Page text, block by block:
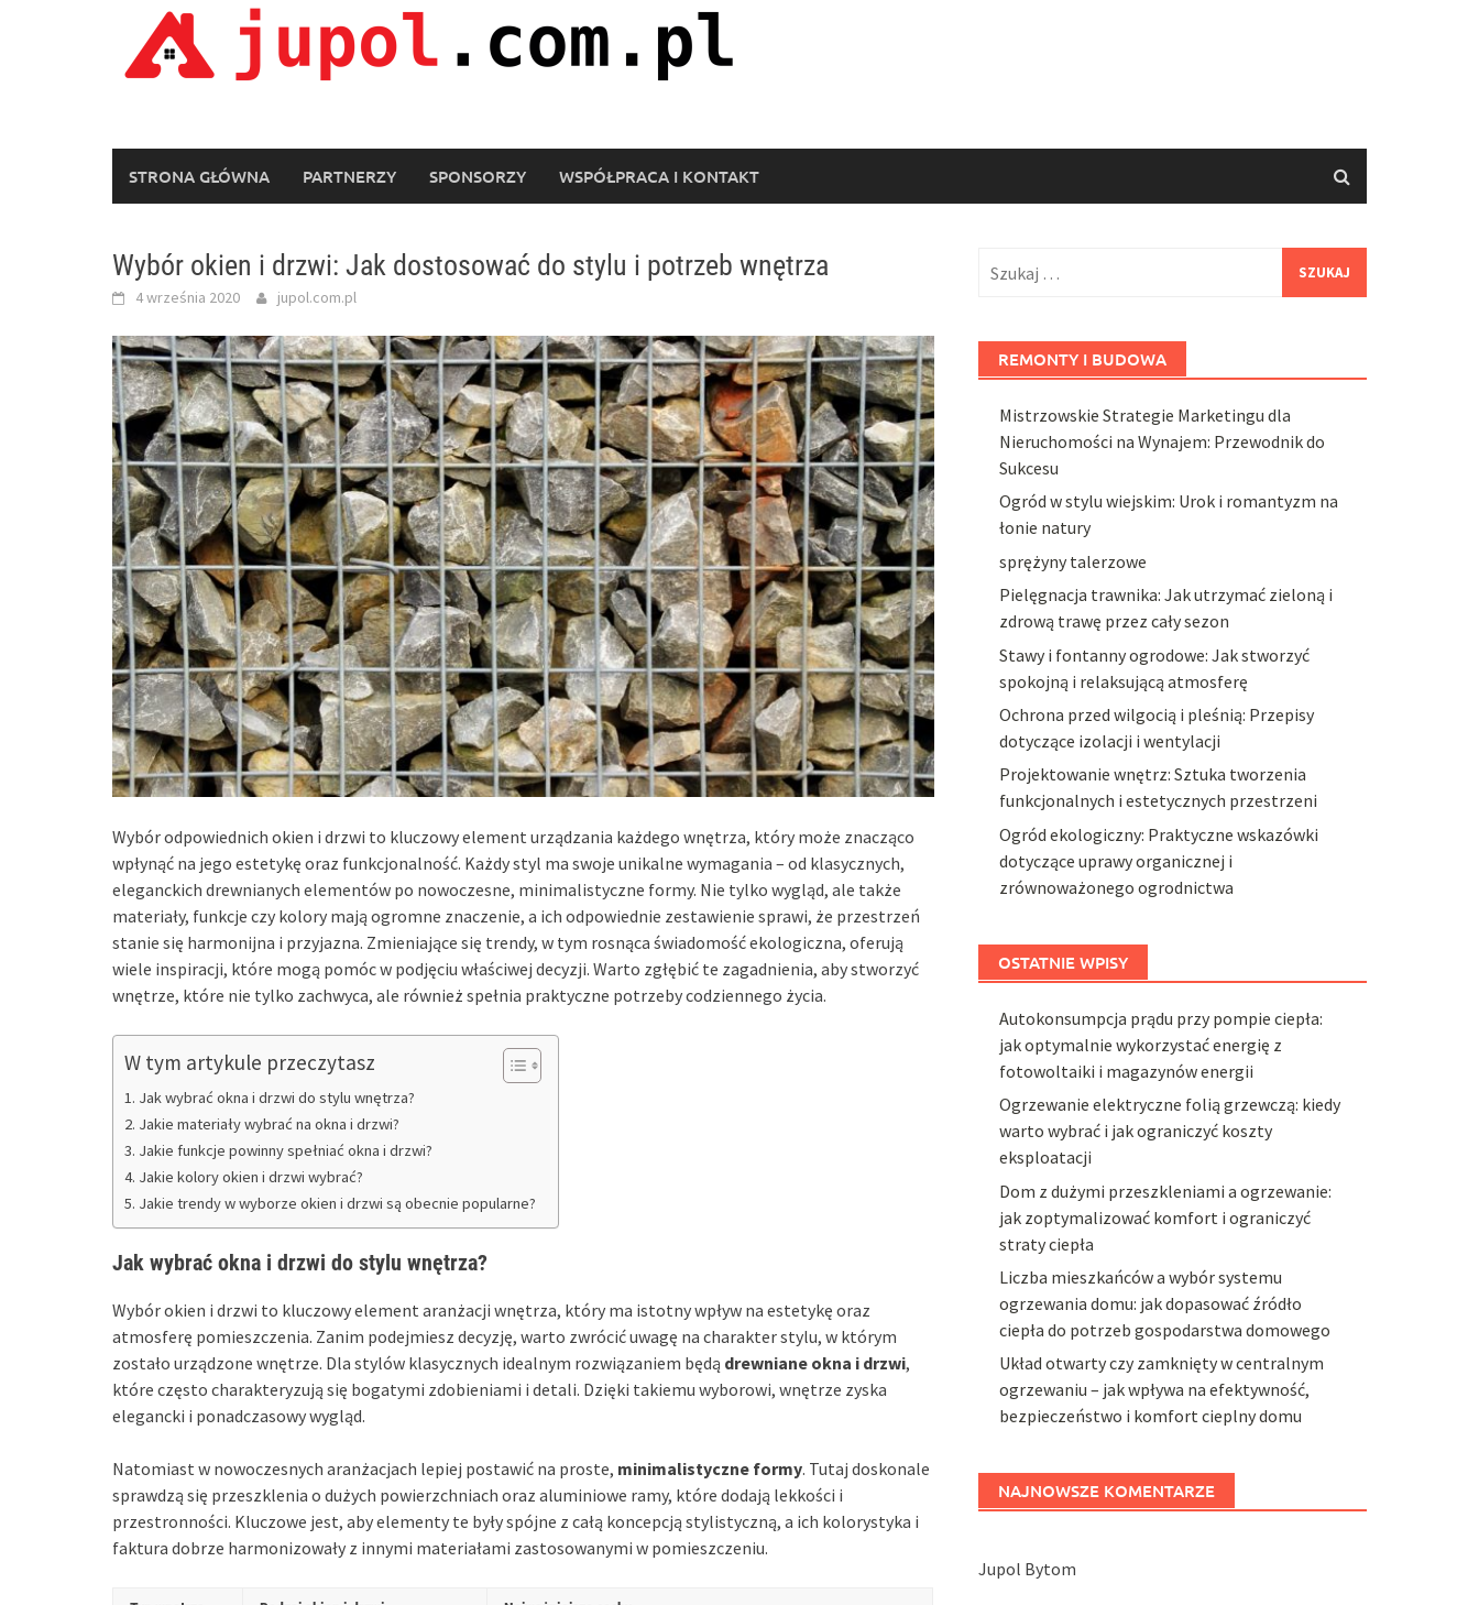
STRONA GŁÓWNA PARTNERZY SPONSORZY WSPÓŁPRACA I KONTAKT
Wybór okien i drzwi: Jak dostosować do stylu i potrzeb wnętrza
4 września 2020 jupol.com.pl
Wybór odpowiednich okien i drzwi to kluczowy element urządzania każdego wnętrza, który może znacząco
wpłynąć na jego estetykę oraz funkcjonalność. Każdy styl ma swoje unikalne wymagania – od klasycznych,
eleganckich drewnianych elementów po nowoczesne, minimalistyczne formy. Nie tylko wygląd, ale także
materiały, funkcje czy kolory mają ogromne znaczenie, a ich odpowiednie zestawienie sprawi, że przestrzeń
stanie się harmonijna i przyjazna. Zmieniające się trendy, w tym rosnąca świadomość ekologiczna, oferują
wiele inspiracji, które mogą pomóc w podjęciu właściwej decyzji. Warto zgłębić te zagadnienia, aby stworzyć
wnętrze, które nie tylko zachwyca, ale również spełnia praktyczne potrzeby codziennego życia.
W tym artykule przeczytasz
Jak wybrać okna i drzwi do stylu wnętrza?
Jakie materiały wybrać na okna i drzwi?
Jakie funkcje powinny spełniać okna i drzwi?
Jakie kolory okien i drzwi wybrać?
Jakie trendy w wyborze okien i drzwi są obecnie popularne?
Jak wybrać okna i drzwi do stylu wnętrza?
Wybór okien i drzwi to kluczowy element aranżacji wnętrza, który ma istotny wpływ na estetykę oraz
atmosferę pomieszczenia. Zanim podejmiesz decyzję, warto zwrócić uwagę na charakter stylu, w którym
zostało urządzone wnętrze. Dla stylów klasycznych idealnym rozwiązaniem będą drewniane okna i drzwi,
które często charakteryzują się bogatymi zdobieniami i detali. Dzięki takiemu wyborowi, wnętrze zyska
elegancki i ponadczasowy wygląd.
Natomiast w nowoczesnych aranżacjach lepiej postawić na proste, minimalistyczne formy. Tutaj doskonale
sprawdzą się przeszklenia o dużych powierzchniach oraz aluminiowe ramy, które dodają lekkości i
przestronności. Kluczowe jest, aby elementy te były spójne z całą koncepcją stylistyczną, a ich kolorystyka i
faktura dobrze harmonizowały z innymi materiałami zastosowanymi w pomieszczeniu.
REMONTY I BUDOWA
Mistrzowskie Strategie Marketingu dla
Nieruchomości na Wynajem: Przewodnik do
Sukcesu
Ogród w stylu wiejskim: Urok i romantyzm na
łonie natury
sprężyny talerzowe
Pielęgnacja trawnika: Jak utrzymać zieloną i
zdrową trawę przez cały sezon
Stawy i fontanny ogrodowe: Jak stworzyć
spokojną i relaksującą atmosferę
Ochrona przed wilgocią i pleśnią: Przepisy
dotyczące izolacji i wentylacji
Projektowanie wnętrz: Sztuka tworzenia
funkcjonalnych i estetycznych przestrzeni
Ogród ekologiczny: Praktyczne wskazówki
dotyczące uprawy organicznej i
zrównoważonego ogrodnictwa
OSTATNIE WPISY
Autokonsumpcja prądu przy pompie ciepła:
jak optymalnie wykorzystać energię z
fotowoltaiki i magazynów energii
Ogrzewanie elektryczne folią grzewczą: kiedy
warto wybrać i jak ograniczyć koszty
eksploatacji
Dom z dużymi przeszkleniami a ogrzewanie:
jak zoptymalizować komfort i ograniczyć
straty ciepła
Liczba mieszkańców a wybór systemu
ogrzewania domu: jak dopasować źródło
ciepła do potrzeb gospodarstwa domowego
Układ otwarty czy zamknięty w centralnym
ogrzewaniu – jak wpływa na efektywność,
bezpieczeństwo i komfort cieplny domu
NAJNOWSZE KOMENTARZE
Jupol Bytom